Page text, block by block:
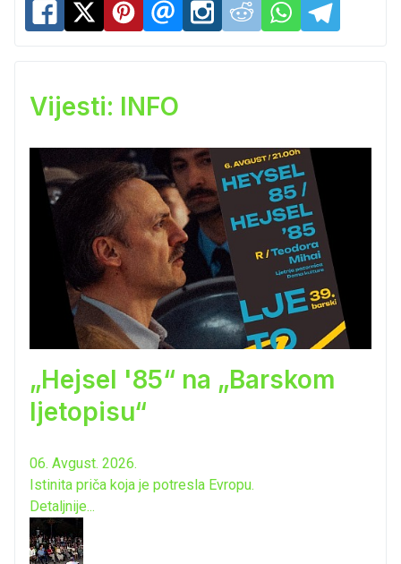
Vijesti: INFO
„Hejsel '85“ na „Barskom
ljetopisu“
06. Avgust. 2026.
Istinita priča koja je potresla Evropu.
Detaljnije...